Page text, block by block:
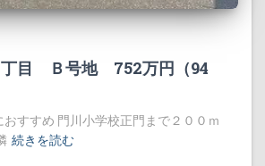
丁目 Ｂ号地 752万円（94
おすすめ 門川小学校正門まで２００ｍ
続きを読む